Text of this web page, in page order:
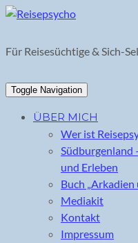
Skip
content
Für Reisesüchtige & Sich-
Toggle Navigation
ÜBER MICH
Wer ist
Südburgenland
und Erleben
Buch
Mediakit
Kontakt
Impressum